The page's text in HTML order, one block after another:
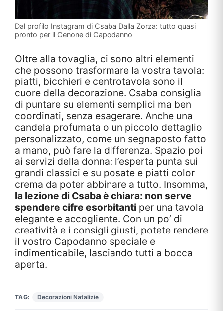
Dal profilo Instagram di Csaba Dalla Zorza: tutto quasi
pronto per il Cenone di Capodanno
Oltre alla tovaglia, ci sono altri elementi
che possono trasformare la vostra tavola:
piatti, bicchieri e centrotavola sono il
cuore della decorazione. Csaba consiglia
di puntare su elementi semplici ma ben
coordinati, senza esagerare. Anche una
candela profumata o un piccolo dettaglio
personalizzato, come un segnaposto fatto
a mano, può fare la differenza. Spazio poi
ai servizi della donna: l’esperta punta sui
grandi classici e su posate e piatti color
crema da poter abbinare a tutto. Insomma,
la lezione di Csaba è chiara: non serve
spendere cifre esorbitanti per una tavola
elegante e accogliente. Con un po’ di
creatività e i consigli giusti, potete rendere
il vostro Capodanno speciale e
indimenticabile, lasciando tutti a bocca
aperta.
TAG: Decorazioni Natalizie